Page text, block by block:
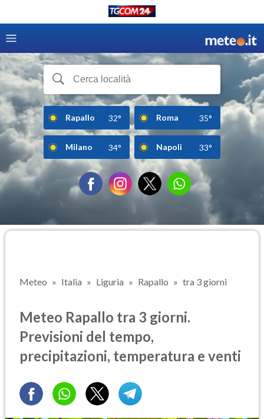
Rapallo 32° Roma 35°
Milano 34° Napoli 33°
Meteo Italia Liguria Rapallo tra 3 giorni
Meteo Rapallo tra 3 giorni.
Previsioni del tempo,
precipitazioni, temperatura e venti